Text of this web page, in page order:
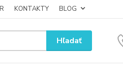
KONTAKTY BLOG
Hľadať